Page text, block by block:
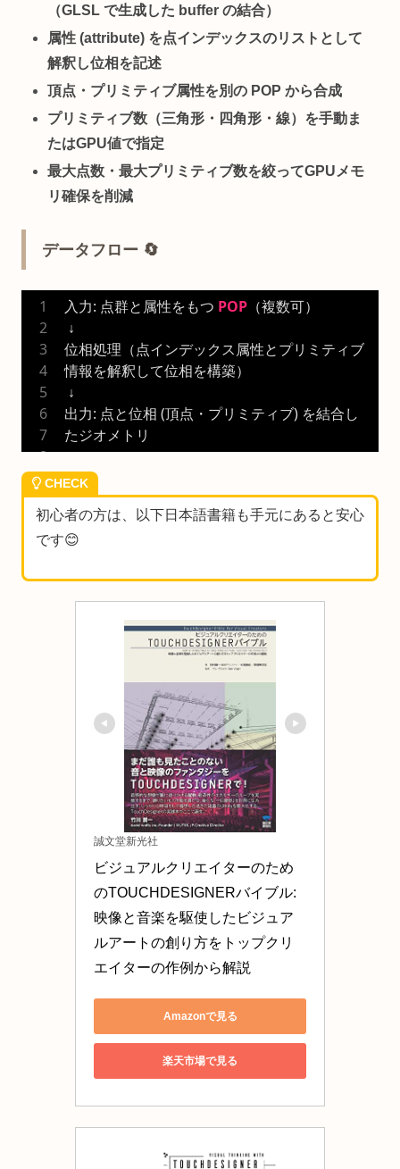
（GLSL で生成した buffer の結合）
属性 (attribute) を点インデックスのリストとして
解釈し位相を記述
頂点・プリミティブ属性を別の POP から合成
プリミティブ数（三角形・四角形・線）を手動ま
たはGPU値で指定
最大点数・最大プリミティブ数を絞ってGPUメモ
リ確保を削減
データフロー 🔄
入力: 点群と属性をもつ POP （複数可）
↓
位相処理（点インデックス属性とプリミティブ
情報を解釈して位相を構築）
↓
出力: 点と位相 (頂点・プリミティブ) を結合し
たジオメトリ
CHECK
初心者の方は、以下日本語書籍も手元にあると安心
です😊
誠文堂新光社
ビジュアルクリエイターのため
のTOUCHDESIGNERバイブル:
映像と音楽を駆使したビジュア
ルアートの創り方をトップクリ
エイターの作例から解説
Amazonで見る
楽天市場で見る